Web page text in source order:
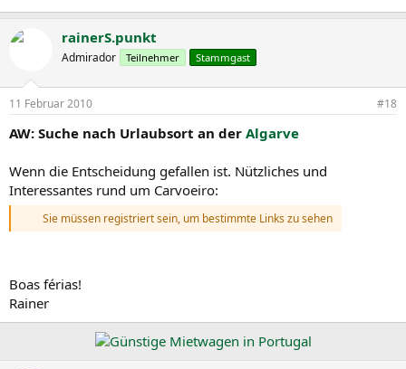
35 KB · Aufrufe: 20
rainerS.punkt
Admirador Teilnehmer Stammgast
11 Februar 2010 #18
AW: Suche nach Urlaubsort an der Algarve
Wenn die Entscheidung gefallen ist. Nützliches und
Interessantes rund um Carvoeiro:
Sie müssen registriert sein, um bestimmte Links zu sehen
Boas férias!
Rainer